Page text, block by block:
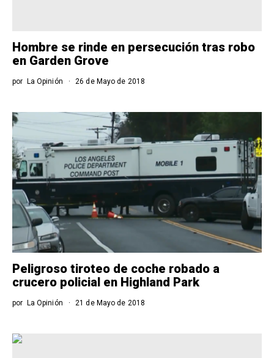
Hombre se rinde en persecución tras robo
en Garden Grove
por La Opinión 26 de Mayo de 2018
Peligroso tiroteo de coche robado a
crucero policial en Highland Park
por La Opinión 21 de Mayo de 2018